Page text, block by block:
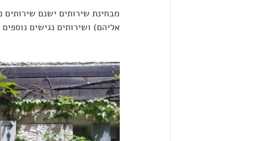
מבחינת שירותים ישנם
אליהם) ושירותים נגישים